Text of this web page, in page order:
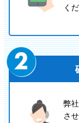
く
弊
さ